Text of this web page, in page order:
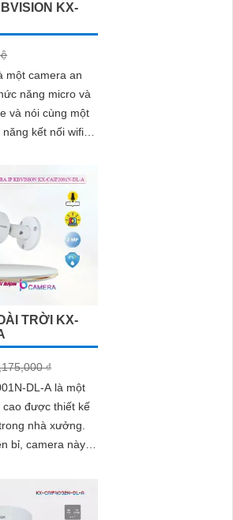
KX-
một camera an
năng micro và
và nói cùng một
đến 5
TRỜI KX-
₫
DL-A là một
được thiết kế
nhà xưởng.
bỉ, camera này